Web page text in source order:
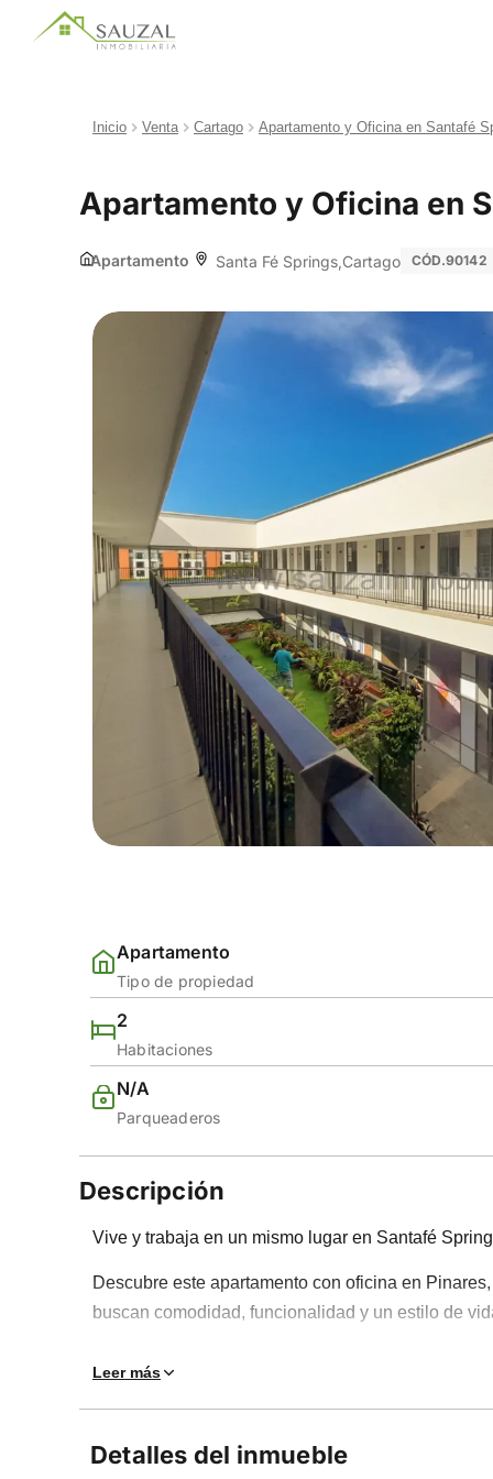
Inicio Venta Cartago Apartamento y Oficina en Santafé
Apartamento y Oficina en
Apartamento Santa Fé Springs Cartago CÓD.90142
Apartamento
Tipo de propiedad
2
Habitaciones
N/A
Parqueaderos
Descripción
Vive y trabaja en un mismo lugar en Santafé
Descubre este apartamento con oficina en
buscan comodidad, funcionalidad y un estilo de
Además, dispone de una oficina independiente
Leer más
Detalles del inmueble